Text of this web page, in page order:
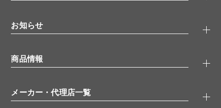
タンパク質検索
ELISA/ELISpot検索
品番検索
お知らせ
無料サンプル
ウェビナー （オンラインセミナー）
学会・展示スケジュール
商品情報
抗体
メーカー・代理店一覧